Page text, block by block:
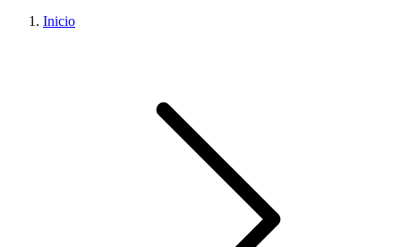
Inicio